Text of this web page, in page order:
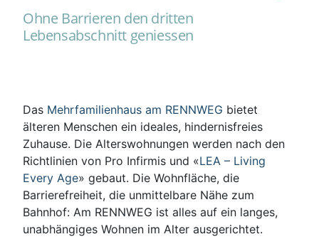
Ohne Barrieren den dritten
Lebensabschnitt geniessen
Das Mehrfamilienhaus am RENNWEG bietet
älteren Menschen ein ideales, hindernisfreies
Zuhause. Die Alterswohnungen werden nach den
Richtlinien von Pro Infirmis und «LEA – Living
Every Age» gebaut. Die Wohnfläche, die
Barrierefreiheit, die unmittelbare Nähe zum
Bahnhof: Am RENNWEG ist alles auf ein langes,
unabhängiges Wohnen im Alter ausgerichtet.